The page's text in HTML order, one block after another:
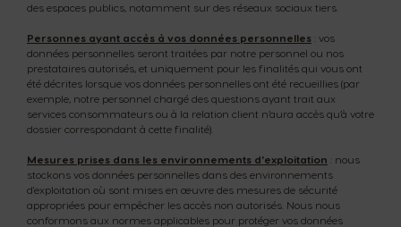
des espaces publics, notamment sur des réseaux sociaux tiers.
Personnes ayant accès à vos données personnelles : vos
données personnelles seront traitées par notre personnel ou nos
prestataires autorisés, et uniquement pour les finalités qui vous ont
été décrites lorsque vos données personnelles ont été recueillies (par
exemple, notre personnel chargé des questions ayant trait aux
services consommateurs ou à la relation client n’aura accès qu’à votre
dossier correspondant à cette finalité).
Mesures prises dans les environnements d'exploitation
: nous
stockons vos données personnelles dans des environnements
d'exploitation où sont mises en œuvre des mesures de sécurité
appropriées pour empêcher les accès non autorisés. Nous nous
conformons aux normes applicables pour protéger vos données